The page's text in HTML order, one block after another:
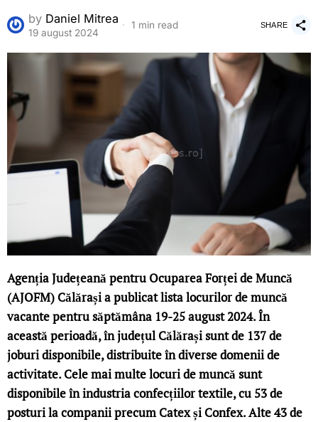
by Daniel Mitrea
19 august 2024
1 min read SHARE
Agenția Județeană pentru Ocuparea Forței de Muncă
(AJOFM) Călărași a publicat lista locurilor de muncă
vacante pentru săptămâna 19-25 august 2024. În
această perioadă, în județul Călărași sunt de 137 de
joburi disponibile, distribuite în diverse domenii de
activitate. Cele mai multe locuri de muncă sunt
disponibile în industria confecțiilor textile, cu 53 de
posturi la companii precum Catex și Confex. Alte 43 de